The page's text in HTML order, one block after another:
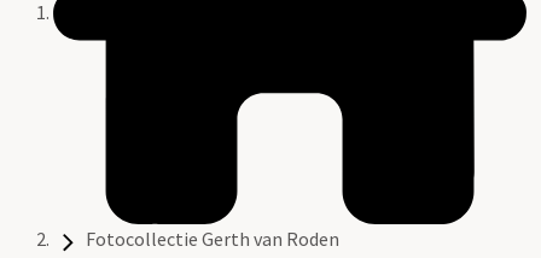
Fotocollectie Gerth van Roden